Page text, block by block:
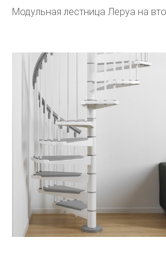
Модульная лестница Леруа на